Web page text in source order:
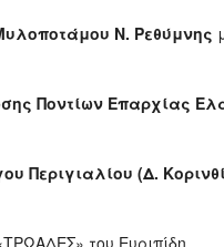
Ν. Ρεθύμνης
Ποντίων Επαρχίας
Περιγιαλίου (Δ.